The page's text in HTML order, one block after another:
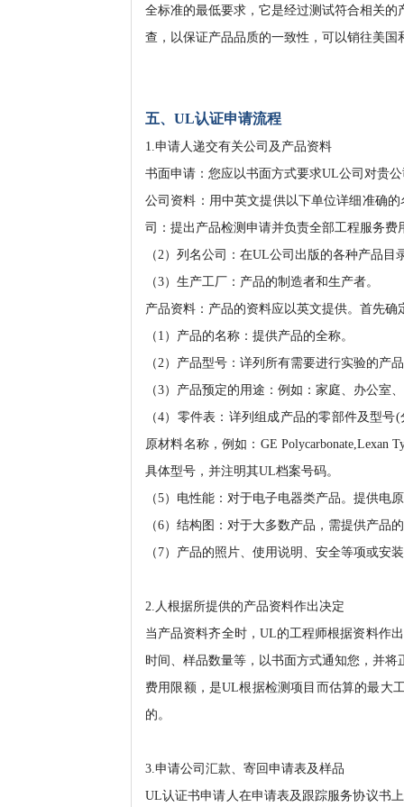
全标准的最低要求，它是经过测试符合相关
查，以保证产品品质的一致性，可以销往美国
五、UL认证申请流程
1.申请人递交有关公司及产品资料
书面申请：您应以书面方式要求UL公司对贵
公司资料：用中英文提供以下单位详细准确
司：提出产品检测申请并负责全部工程服务费
（2）列名公司：在UL公司出版的各种产品目
（3）生产工厂：产品的制造者和生产者。
产品资料：产品的资料应以英文提供。首先
（1）产品的名称：提供产品的全称。
（2）产品型号：详列所有需要进行实验的产
（3）产品预定的用途：例如：家庭、办公室
（4）零件表：详列组成产品的零部件及型
原材料名称，例如：GE Polycarbonate,Lexan
具体型号，并注明其UL档案号码。
（5）电性能：对于电子电器类产品。提供电
（6）结构图：对于大多数产品，需提供产品
（7）产品的照片、使用说明、安全等项或安
2.人根据所提供的产品资料作出决定
当产品资料齐全时，UL的工程师根据资料作
时间、样品数量等，以书面方式通知您，并
费用限额，是UL根据检测项目而估算的最大
的。
3.申请公司汇款、寄回申请表及样品
UL认证书申请人在申请表及跟踪服务协议书